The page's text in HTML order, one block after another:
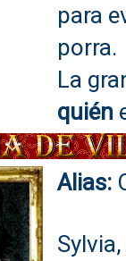
para
porra.
La
quién
Alias: